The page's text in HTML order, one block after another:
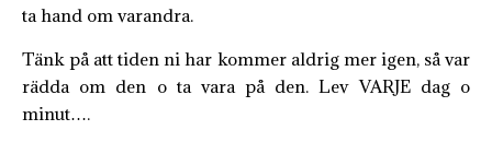
ta hand om varandra.
Tänk på att tiden ni har kommer aldrig mer igen, så var
rädda om den o ta vara på den. Lev VARJE dag o
minut….